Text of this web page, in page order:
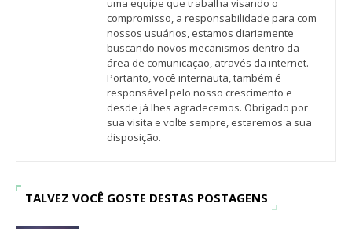
uma equipe que trabalha visando o
compromisso, a responsabilidade para com
nossos usuários, estamos diariamente
buscando novos mecanismos dentro da
área de comunicação, através da internet.
Portanto, você internauta, também é
responsável pelo nosso crescimento e
desde já lhes agradecemos. Obrigado por
sua visita e volte sempre, estaremos a sua
disposição.
TALVEZ VOCÊ GOSTE DESTAS POSTAGENS